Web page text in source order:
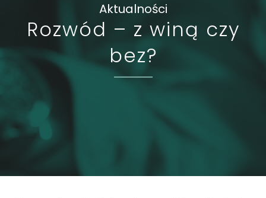
Aktualności
Rozwód – z winą czy
bez?